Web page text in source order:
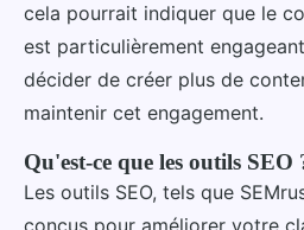
cela pourrait indiquer que le
est particulièrement
décider de créer plus de
maintenir cet engagement.
Qu'est-ce que les outils SEO
Les outils SEO, tels que